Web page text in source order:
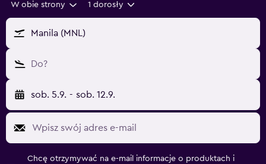
W obie strony 1 dorosły
Manila (MNL)
Do?
sob. 5.9. - sob. 12.9.
Chcę otrzymywać na e-mail informacje o produktach i